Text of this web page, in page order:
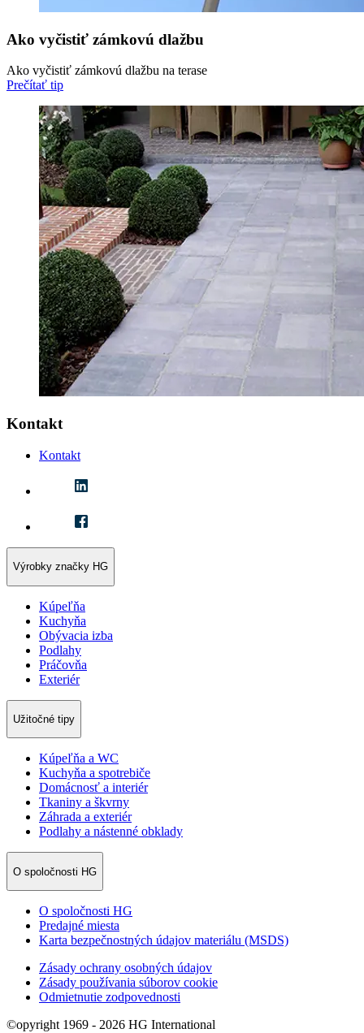
Ako vyčistiť zámkovú dlažbu
Ako vyčistiť zámkovú dlažbu na terase
Prečítať tip
Kontakt
Kontakt
Výrobky značky HG
Kúpeľňa
Kuchyňa
Obývacia izba
Podlahy
Práčovňa
Exteriér
Užitočné tipy
Kúpeľňa a WC
Kuchyňa a spotrebiče
Domácnosť a interiér
Tkaniny a škvrny
Záhrada a exteriér
Podlahy a nástenné obklady
O spoločnosti HG
O spoločnosti HG
Predajné miesta
Karta bezpečnostných údajov materiálu (MSDS)
Zásady ochrany osobných údajov
Zásady používania súborov cookie
Odmietnutie zodpovednosti
©opyright 1969 - 2026 HG International